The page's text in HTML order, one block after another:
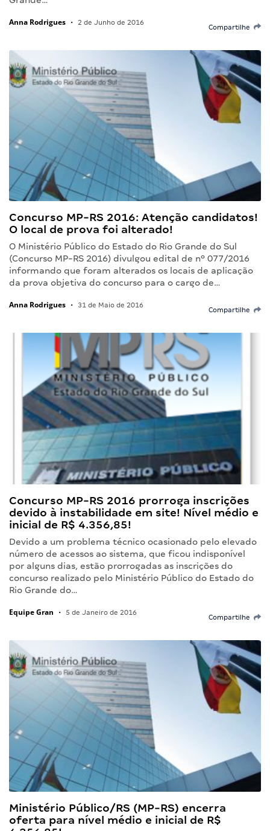
Anna Rodrigues • 2 de Junho de 2016
Compartilhe
Concurso MP-RS 2016: Atenção candidatos!
O local de prova foi alterado!
O Ministério Público do Estado do Rio Grande do Sul
(Concurso MP-RS 2016) divulgou edital de nº 077/2016
informando que foram alterados os locais de aplicação
da prova objetiva do concurso para o cargo de…
Anna Rodrigues • 31 de Maio de 2016
Compartilhe
Concurso MP-RS 2016 prorroga inscrições
devido à instabilidade em site! Nível médio e
inicial de R$ 4.356,85!
Devido a um problema técnico ocasionado pelo elevado
número de acessos ao sistema, que ficou indisponível
por alguns dias, estão prorrogadas as inscrições do
concurso realizado pelo Ministério Público do Estado do
Rio Grande do…
Equipe Gran • 5 de Janeiro de 2016
Compartilhe
Ministério Público/RS (MP-RS) encerra
oferta para nível médio e inicial de R$